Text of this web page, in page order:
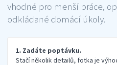
vhodné pro menší práce,
odkládané domácí úkoly.
1. Zadáte poptávku.
Stačí několik detailů, fotka je